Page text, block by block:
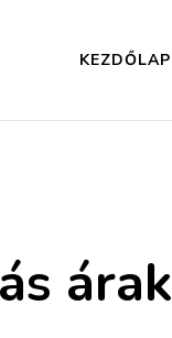
KEZDŐLAP
árak